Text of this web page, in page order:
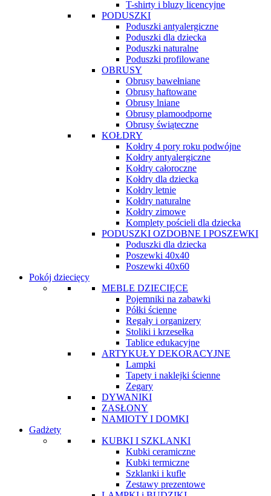
T-shirty i bluzy licencyjne
PODUSZKI
Poduszki antyalergiczne
Poduszki dla dziecka
Poduszki naturalne
Poduszki profilowane
OBRUSY
Obrusy bawełniane
Obrusy haftowane
Obrusy lniane
Obrusy plamoodporne
Obrusy świąteczne
KOŁDRY
Kołdry 4 pory roku podwójne
Kołdry antyalergiczne
Kołdry całoroczne
Kołdry dla dziecka
Kołdry letnie
Kołdry naturalne
Kołdry zimowe
Komplety pościeli dla dziecka
PODUSZKI OZDOBNE I POSZEWKI
Poduszki dla dziecka
Poszewki 40x40
Poszewki 40x60
Pokój dziecięcy
MEBLE DZIECIĘCE
Pojemniki na zabawki
Półki ścienne
Regały i organizery
Stoliki i krzesełka
Tablice edukacyjne
ARTYKUŁY DEKORACYJNE
Lampki
Tapety i naklejki ścienne
Zegary
DYWANIKI
ZASŁONY
NAMIOTY I DOMKI
Gadżety
KUBKI I SZKLANKI
Kubki ceramiczne
Kubki termiczne
Szklanki i kufle
Zestawy prezentowe